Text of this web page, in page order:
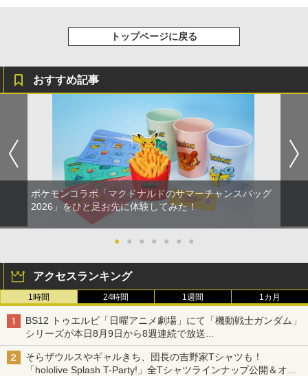
トップページに戻る
おすすめ記事
ポケモンコラボ「マクドナルドのサマーチャンスバッグ
2026」をひと足お先に体験してみた！
● ● ● ● ● ● ●
アクセスランキング
1時間 24時間 1週間 1カ月
BS12 トゥエルビ「日曜アニメ劇場」にて「機動戦士ガンダム」
シリーズが本日8月9日から8週連続で放送
初回は「機動戦士ガンダム【HDリマスター版】」
そらザウルスやギャルきち、団長の吉野家Tシャツも！
「hololive Splash T-Party!」全Tシャツラインナップ公開＆オン